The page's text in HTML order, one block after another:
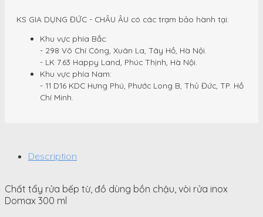
KS GIA DỤNG ĐỨC - CHÂU ÂU có các trạm bảo hành tại:
Khu vực phía Bắc:
- 298 Võ Chí Công, Xuân La, Tây Hồ, Hà Nội.
- LK 7.63 Happy Land, Phúc Thịnh, Hà Nội.
Khu vực phía Nam:
- 11 D16 KDC Hưng Phú, Phước Long B, Thủ Đức, TP. Hồ
Chí Minh.
Description
Chất tẩy rửa bếp từ, đồ dùng bồn chậu, vòi rửa inox
Domax 300 ml